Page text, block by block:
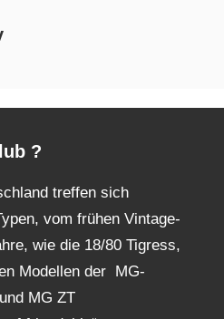
?
treffen sich
vom frühen Vintage-
wie die 18/80 Tigress,
Modellen der MG-
MG ZT